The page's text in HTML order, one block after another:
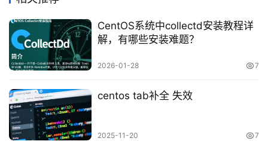
CentOS系统中collectd安装教程详
解，有哪些安装难题？
2026-01-28 7
centos tab补全 失效
2025-11-20 7